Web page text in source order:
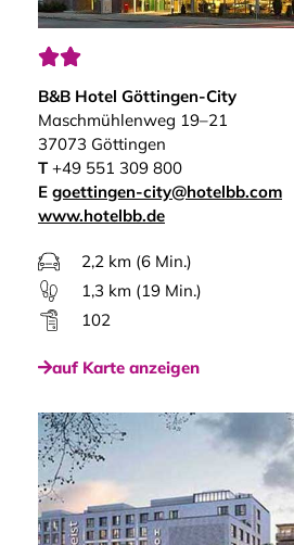

B&B Hotel Göttingen-City
Maschmühlenweg 19–21
37073 Göttingen
T+49 551 309 800
E goettingen-city@hotelbb.com
www.hotelbb.de
2,2 km (6 Min.)
1,3 km (19 Min.)
102
auf Karte anzeigen